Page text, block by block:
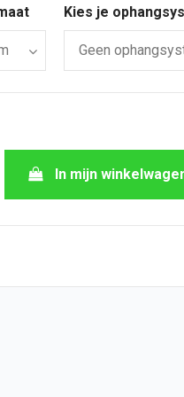
Kies je
In mijn